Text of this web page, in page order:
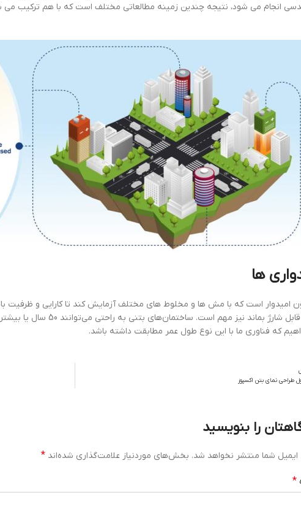
انجام می شود، نتیجه چندین زمینه مطالعاتی مختلف است که با هم ترکیب می
ها
امیدوار است که با مش ها و مخلوط های مختلف آزمایش کند تا کارایی و ظرفیت
باتری قابل شارژ بماند نیز مهم
که فناوری ما با این نوع طول عمر مطابقت داشته باشد.
طراحی نمای بتن اکسپوز
را بنویسید
ایمیل شما منتشر نخواهد شد. بخش‌های موردنیاز علامت‌گذاری شده‌اند *
*